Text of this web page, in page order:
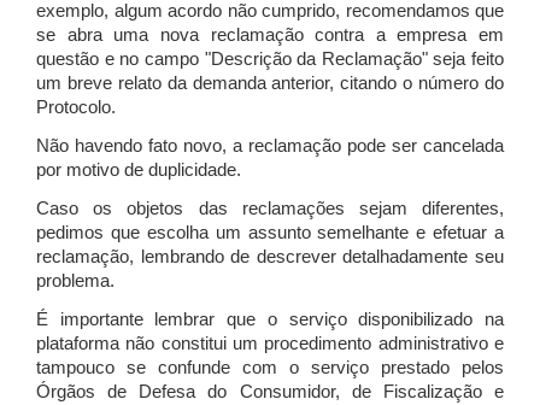
exemplo, algum acordo não cumprido, recomendamos que
se abra uma nova reclamação contra a empresa em
questão e no campo "Descrição da Reclamação" seja feito
um breve relato da demanda anterior, citando o número do
Protocolo.
Não havendo fato novo, a reclamação pode ser cancelada
por motivo de duplicidade.
Caso os objetos das reclamações sejam diferentes,
pedimos que escolha um assunto semelhante e efetuar a
reclamação, lembrando de descrever detalhadamente seu
problema.
É importante lembrar que o serviço disponibilizado na
plataforma não constitui um procedimento administrativo e
tampouco se confunde com o serviço prestado pelos
Órgãos de Defesa do Consumidor, de Fiscalização e